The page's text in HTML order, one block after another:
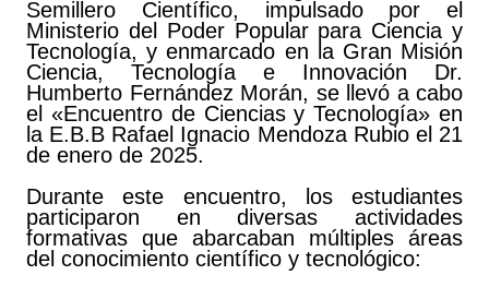
Semillero Científico, impulsado por el
Ministerio del Poder Popular para Ciencia y
Tecnología, y enmarcado en la Gran Misión
Ciencia, Tecnología e Innovación Dr.
Humberto Fernández Morán, se llevó a cabo
el «Encuentro de Ciencias y Tecnología» en
la E.B.B Rafael Ignacio Mendoza Rubio el 21
de enero de 2025.
Durante este encuentro, los estudiantes
participaron en diversas actividades
formativas que abarcaban múltiples áreas
del conocimiento científico y tecnológico: